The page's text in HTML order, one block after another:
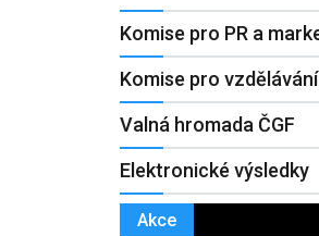
Komise pro PR a
Komise pro vzdělávání
Valná hromada ČGF
Elektronické výsledky
Akce